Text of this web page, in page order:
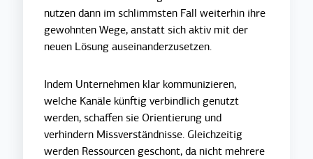
nutzen dann im schlimmsten Fall weiterhin ihre
gewohnten Wege, anstatt sich aktiv mit der
neuen Lösung auseinanderzusetzen.
Indem Unternehmen klar kommunizieren,
welche Kanäle künftig verbindlich genutzt
werden, schaffen sie Orientierung und
verhindern Missverständnisse. Gleichzeitig
werden Ressourcen geschont, da nicht mehrere